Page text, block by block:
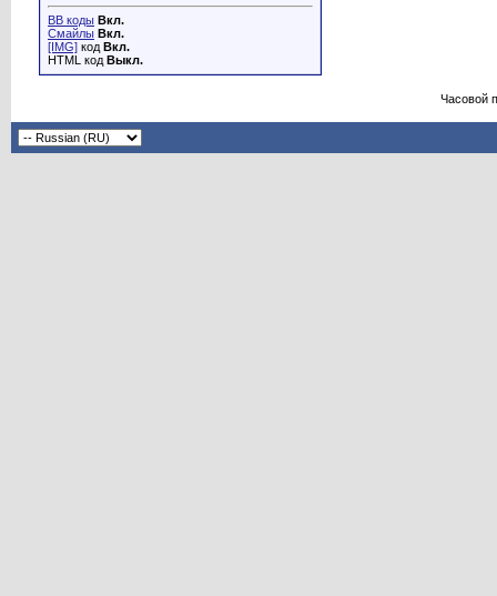
BB коды Вкл.
Смайлы Вкл.
[IMG] код Вкл.
HTML код Выкл.
Часовой